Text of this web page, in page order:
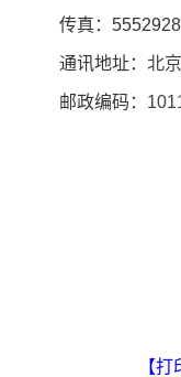
传真：
通讯地址：北
邮政编码：
【打